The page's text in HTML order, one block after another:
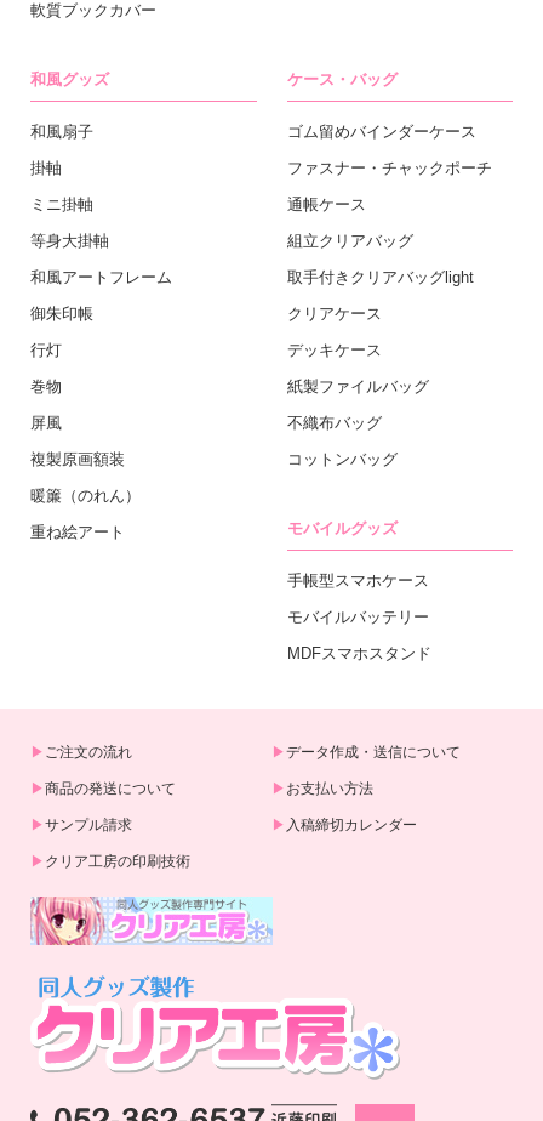
和風グッズ
和風扇子
掛軸
ミニ掛軸
等身大掛軸
和風アートフレーム
御朱印帳
行灯
巻物
屏風
複製原画額装
暖簾（のれん）
重ね絵アート
ケース・バッグ
ゴム留めバインダーケース
ファスナー・チャックポーチ
通帳ケース
組立クリアバッグ
取手付きクリアバッグlight
クリアケース
デッキケース
紙製ファイルバッグ
不織布バッグ
コットンバッグ
モバイルグッズ
手帳型スマホケース
モバイルバッテリー
MDFスマホスタンド
軟質ブックカバー
ご注文の流れ
商品の発送について
サンプル請求
クリア工房の印刷技術
データ作成・送信について
お支払い方法
入稿締切カレンダー